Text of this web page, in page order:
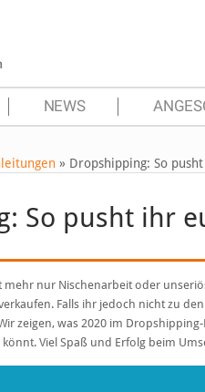
NEWS
» Dropshipping: So
So pusht ihr
nur Nischenarbeit oder
Falls ihr jedoch nicht zu
zeigen, was 2020 im
Viel Spaß und Erfolg beim